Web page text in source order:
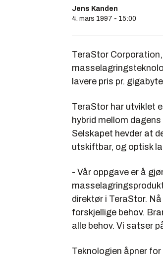
Jens Kanden
4. mars 1997 - 15:00
TeraStor
lavere pris pr.
TeraStor har utviklet
hybrid mellom
Selskapet hevder at
utskiftbar, og optisk
- Vår oppgave er å
direktør i TeraStor.
forskjellige behov.
alle behov. Vi satser
Teknologien åpner